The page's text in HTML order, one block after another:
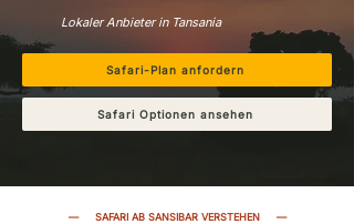
Lokaler Anbieter in Tansania
Safari-Plan anfordern
Safari Optionen ansehen
— SAFARI AB SANSIBAR VERSTEHEN —